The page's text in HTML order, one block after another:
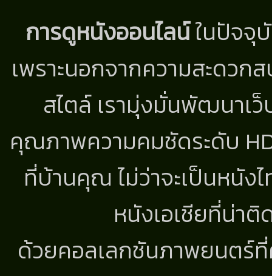
การดูหนังออนไลน์ในปัจจุ
เพราะนอกจากความสะดว
สไตล์ เรามุ่งมั่นพัฒนาเ
คุณภาพความคมชัดระดับ
ที่บ้านคุณ ไม่ว่าจะเป็นหนั
หนังเอเชียที่น่า
ด้วยคอลเลกชันภาพยนตร์